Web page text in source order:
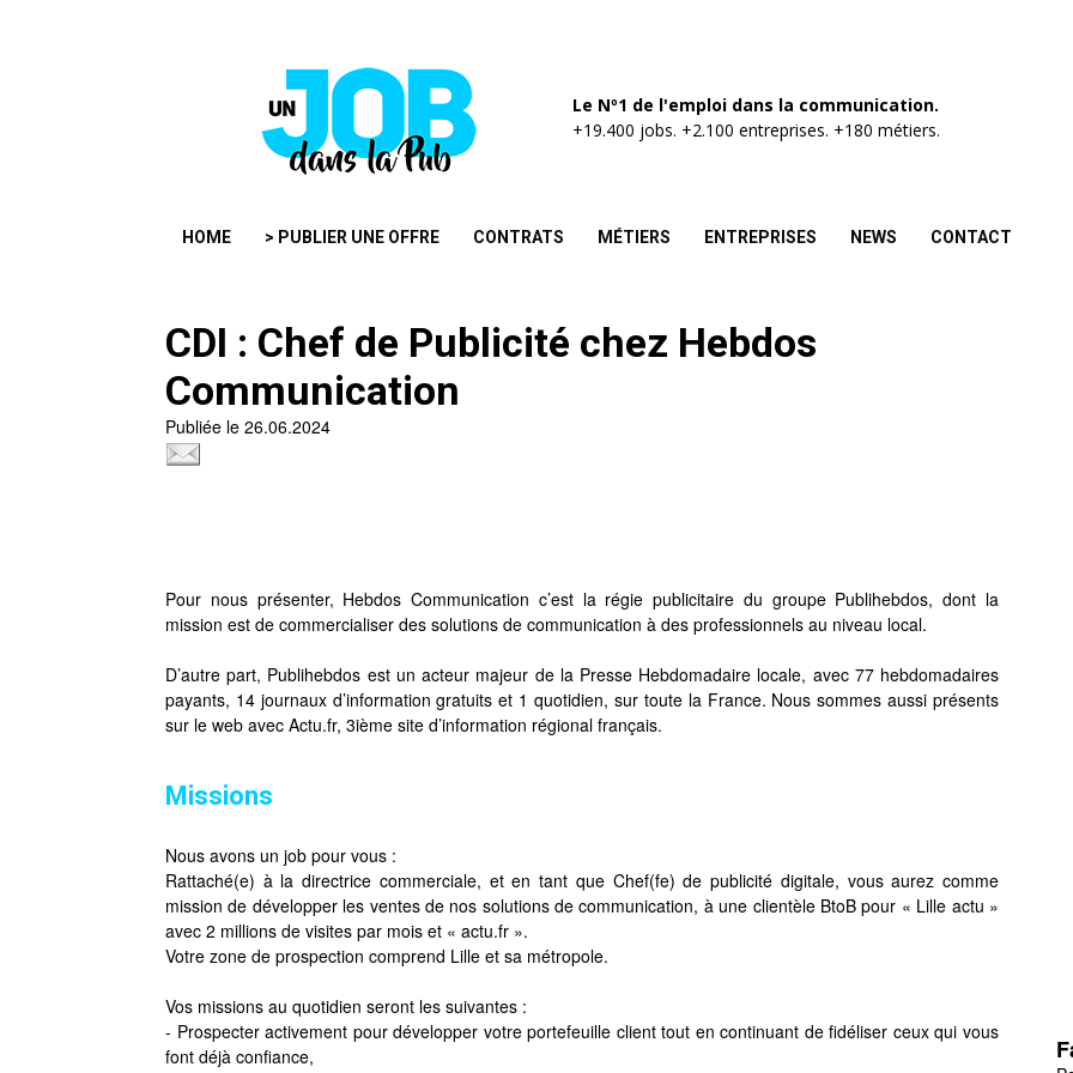
Le Nº1 de l'emploi dans la communication.
+19.400 jobs. +2.100 entreprises. +180 métiers.
HOME > PUBLIER UNE OFFRE CONTRATS MÉTIERS ENTREPRISES NEWS CONTACT
CDI : Chef de Publicité chez Hebdos
Communication
Publiée le 26.06.2024
Pour nous présenter, Hebdos Communication c’est la régie publicitaire du groupe Publihebdos, dont la
mission est de commercialiser des solutions de communication à des professionnels au niveau local.
D’autre part, Publihebdos est un acteur majeur de la Presse Hebdomadaire locale, avec 77 hebdomadaires
payants, 14 journaux d’information gratuits et 1 quotidien, sur toute la France. Nous sommes aussi présents
sur le web avec Actu.fr, 3ième site d’information régional français.
Missions
Nous avons un job pour vous :
Rattaché(e) à la directrice commerciale, et en tant que Chef(fe) de publicité digitale, vous aurez comme
mission de développer les ventes de nos solutions de communication, à une clientèle BtoB pour « Lille actu »
avec 2 millions de visites par mois et « actu.fr ».
Votre zone de prospection comprend Lille et sa métropole.
Vos missions au quotidien seront les suivantes :
- Prospecter activement pour développer votre portefeuille client tout en continuant de fidéliser ceux qui vous
font déjà confiance,